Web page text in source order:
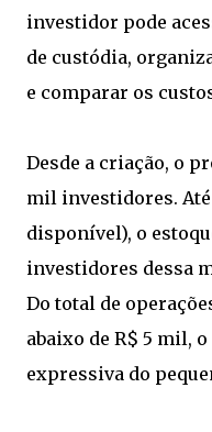
investidor pode
de custódia,
e comparar os
Desde a criação, o
mil investidores.
disponível), o
investidores dessa
Do total de
abaixo de R$ 5 mil,
expressiva do